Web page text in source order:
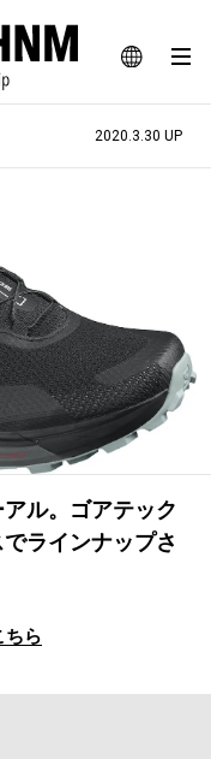
JA
EN
SNAP
タイルWEBマガジン
品
ミット
図鑑
JOURNAL
#MOVIE
2020.3.30 UP
ル。ゴアテック
ラインナップさ
ちら